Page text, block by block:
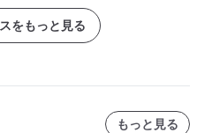
をもっと見る
もっと見る